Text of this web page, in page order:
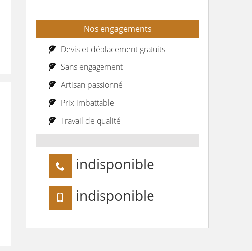
Nos engagements
Devis et déplacement gratuits
Sans engagement
Artisan passionné
Prix imbattable
Travail de qualité
indisponible
indisponible